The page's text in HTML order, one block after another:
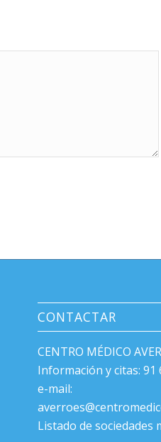
CONTACTAR
CENTRO MÉDICO
Información y citas: 91
e-mail:
Listado de sociedades